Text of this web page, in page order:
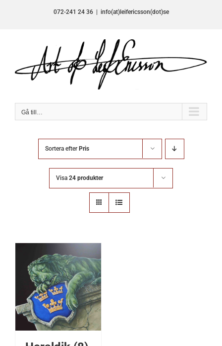
072-241 24 36 info(at)leifericsson(dot)se
Gå till…
Sortera efter Pris
Visa 24 produkter